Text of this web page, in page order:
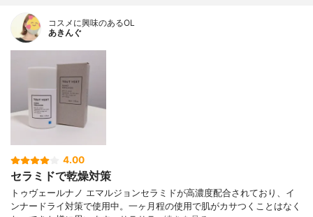
コスメに興味のあるOL
あきんぐ
4.00
セラミドで乾燥対策
トゥヴェールナノ エマルジョンセラミドが高濃度配合されており、イ
ンナードライ対策で使用中。一ヶ月程の使用で肌がカサつくことはなく